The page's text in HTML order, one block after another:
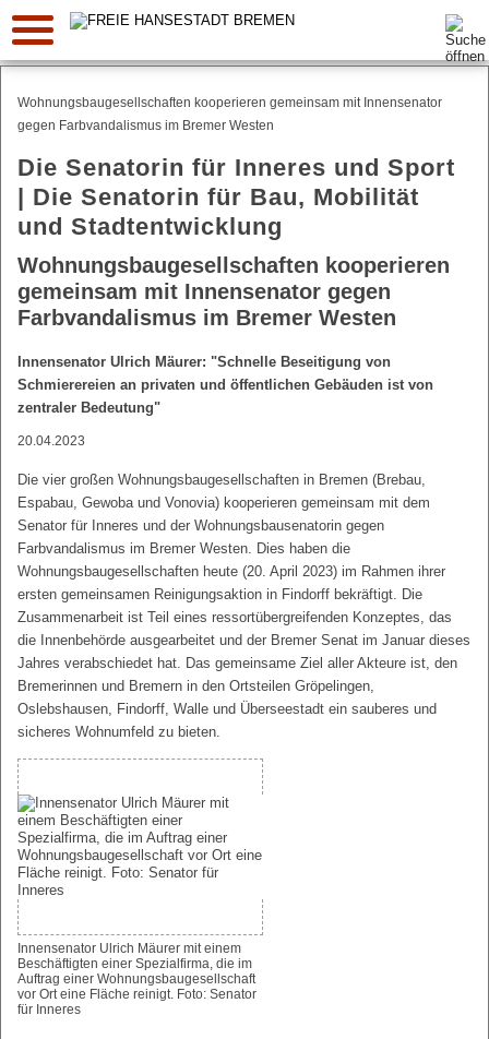
Suche:
Wohnungsbaugesellschaften kooperieren gemeinsam mit Innensenator
gegen Farbvandalismus im Bremer Westen
Die Senatorin für Inneres und Sport
| Die Senatorin für Bau, Mobilität
und Stadtentwicklung
Wohnungsbaugesellschaften kooperieren
gemeinsam mit Innensenator gegen
Farbvandalismus im Bremer Westen
Innensenator Ulrich Mäurer: "Schnelle Beseitigung von
Schmierereien an privaten und öffentlichen Gebäuden ist von
zentraler Bedeutung"
20.04.2023
Die vier großen Wohnungsbaugesellschaften in Bremen (Brebau,
Espabau, Gewoba und Vonovia) kooperieren gemeinsam mit dem
Senator für Inneres und der Wohnungsbausenatorin gegen
Farbvandalismus im Bremer Westen. Dies haben die
Wohnungsbaugesellschaften heute (20. April 2023) im Rahmen ihrer
ersten gemeinsamen Reinigungsaktion in Findorff bekräftigt. Die
Zusammenarbeit ist Teil eines ressortübergreifenden Konzeptes, das
die Innenbehörde ausgearbeitet und der Bremer Senat im Januar dieses
Jahres verabschiedet hat. Das gemeinsame Ziel aller Akteure ist, den
Bremerinnen und Bremern in den Ortsteilen Gröpelingen,
Oslebshausen, Findorff, Walle und Überseestadt ein sauberes und
sicheres Wohnumfeld zu bieten.
Innensenator Ulrich Mäurer mit einem
Beschäftigten einer Spezialfirma, die im
Auftrag einer Wohnungsbaugesellschaft
vor Ort eine Fläche reinigt. Foto: Senator
für Inneres